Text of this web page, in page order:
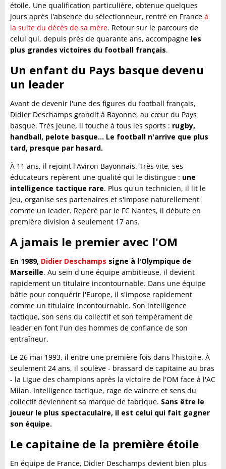
étoile. Une qualification particulière, obtenue quelques
jours après l'absence du sélectionneur, rentré en France à
la suite du décès de sa mère. Retour sur le parcours de
celui qui, depuis près de quarante ans, accompagne les
plus grandes victoires du football français.
Un enfant du Pays basque devenu
un leader
Avant de devenir l'une des figures du football français,
Didier Deschamps grandit à Bayonne, au cœur du Pays
basque. Très jeune, il touche à tous les sports : rugby,
handball, pelote basque… Le football n'arrive que plus
tard, presque par hasard.
À 11 ans, il rejoint l'Aviron Bayonnais. Très vite, ses
éducateurs repèrent une qualité qui le distingue : une
intelligence tactique rare. Plus qu'un technicien, il lit le
jeu, organise ses partenaires et s'impose naturellement
comme un leader. Repéré par le FC Nantes, il débute en
première division à seulement 17 ans.
A jamais le premier avec l'OM
En 1989, Didier Deschamps signe à l'Olympique de
Marseille. Au sein d'une équipe ambitieuse, il devient
rapidement un titulaire incontournable. Dans une équipe
bâtie pour conquérir l'Europe, il s'impose rapidement
comme un titulaire incontournable. Son intelligence
tactique, son sens du collectif et son tempérament de
leader en font l'un des hommes de confiance de son
entraîneur.
Le 26 mai 1993, il entre une première fois dans l'histoire. À
seulement 24 ans, il soulève - brassard de capitaine au bras
- la Ligue des champions après la victoire de l'OM face à l'AC
Milan. Intelligence tactique, rage de vaincre et sens du
collectif deviennent sa marque de fabrique. Sans être le
joueur le plus spectaculaire, il est celui qui fait gagner
son équipe.
Le capitaine de la première étoile
En équipe de France, Didier Deschamps devient bien plus